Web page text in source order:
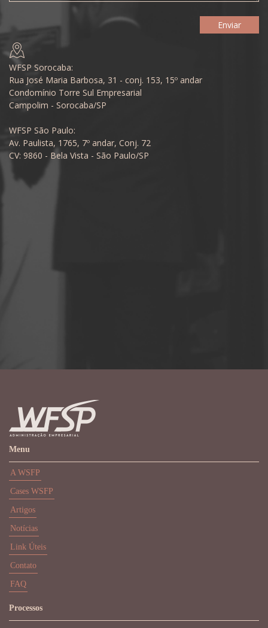
WFSP Sorocaba:
Rua José Maria Barbosa, 31 - conj. 153, 15º andar
Condomínio Torre Sul Empresarial
Campolim - Sorocaba/SP
WFSP São Paulo:
Av. Paulista, 1765, 7º andar, Conj. 72
CV: 9860 - Bela Vista - São Paulo/SP
Menu
A WSFP
Cases WSFP
Artigos
Notícias
Link Úteis
Contato
FAQ
Processos